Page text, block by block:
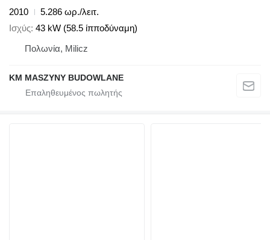
2010
5.286 ωρ./λειτ.
Ισχύς 43 kW (58.5 ίπποδύναμη)
Πολωνία, Milicz
KM MASZYNY BUDOWLANE